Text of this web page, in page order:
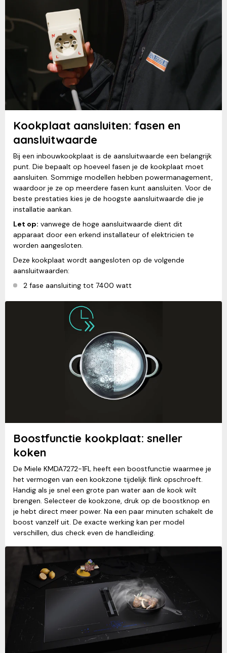
Kookplaat aansluiten: fasen en
aansluitwaarde
Bij een inbouwkookplaat is de aansluitwaarde een belangrijk
punt. Die bepaalt op hoeveel fasen je de kookplaat moet
aansluiten. Sommige modellen hebben powermanagement,
waardoor je ze op meerdere fasen kunt aansluiten. Voor de
beste prestaties kies je de hoogste aansluitwaarde die je
installatie aankan.
Let op: vanwege de hoge aansluitwaarde dient dit
apparaat door een erkend installateur of elektricien te
worden aangesloten.
Deze kookplaat wordt aangesloten op de volgende
aansluitwaarden:
2 fase aansluiting tot 7400 watt
Boostfunctie kookplaat: sneller
koken
De Miele KMDA7272-1FL heeft een boostfunctie waarmee je
het vermogen van een kookzone tijdelijk flink opschroeft.
Handig als je snel een grote pan water aan de kook wilt
brengen. Selecteer de kookzone, druk op de boostknop en
je hebt direct meer power. Na een paar minuten schakelt de
boost vanzelf uit. De exacte werking kan per model
verschillen, dus check even de handleiding.